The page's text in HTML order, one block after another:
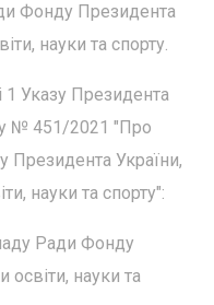
Фонду Президента
науки та спорту.
1 Указу Президента
№ 451/2021 "Про
України,
науки та спорту":
Ради Фонду
освіти, науки та